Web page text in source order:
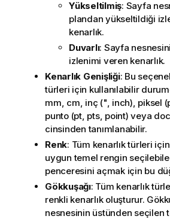
Yükseltilmiş: Sayfa
plandan yükseltildiği
kenarlık.
Duvarlı: Sayfa
izlenimi veren kenarlık.
Kenarlık Genişliği: Bu
türleri için kullanılabilir
mm, cm, inç (", inch), piksel
punto (pt, pts, point) veya
cinsinden tanımlanabilir.
Renk: Tüm kenarlık türleri
uygun temel rengin
penceresini açmak için bu
Gökkuşağı: Tüm kenarlık
renkli kenarlık oluşturur.
nesnesinin üstünden seçilen